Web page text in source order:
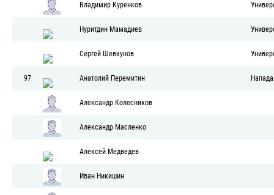
Владимир Куренков
Нуритдин Мамадиев
Сергей Шевкунов
97 Анатолий Перемитин
Александр Колесников
Александр Масленко
Алексей Медведев
Иван Никишин